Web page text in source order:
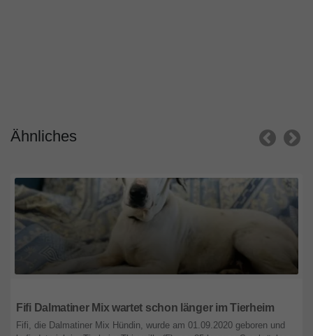
Ähnliches
Fifi Dalmatiner Mix wartet schon länger im Tierheim
Fifi, die Dalmatiner Mix Hündin, wurde am 01.09.2020 geboren und